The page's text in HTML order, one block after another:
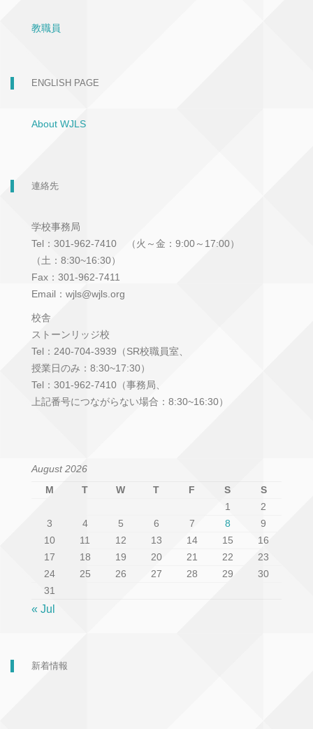
教職員
ENGLISH PAGE
About WJLS
連絡先
学校事務局
Tel：301-962-7410 （火～金：9:00～17:00）
（土：8:30~16:30）
Fax：301-962-7411
Email：wjls@wjls.org
校舎
ストーンリッジ校
Tel：240-704-3939（SR校職員室、
授業日のみ：8:30~17:30）
Tel：301-962-7410（事務局、
上記番号につながらない場合：8:30~16:30）
August 2026
M
T W T F S
S
1
2
3
4 5 6 7 8
9
10
11 12 13 14 15
16
17
18 19 20 21 22
23
24
25 26 27 28 29
30
31
« Jul
新着情報